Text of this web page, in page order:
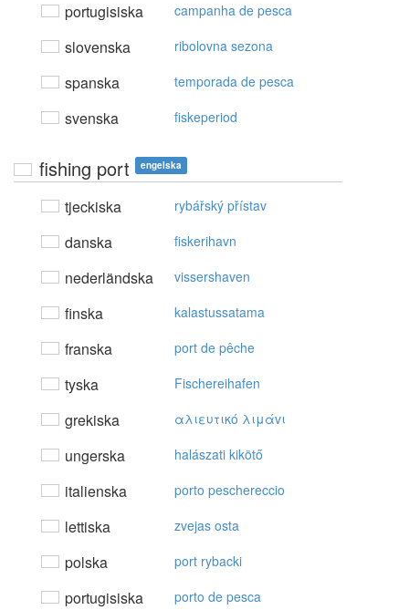
portugisiska campanha de pesca
slovenska ribolovna sezona
spanska temporada de pesca
svenska fiskeperiod
fishing port engelska
tjeckiska rybářský přístav
danska fiskerihavn
nederländska vissershaven
finska kalastussatama
franska port de pêche
tyska Fischereihafen
grekiska αλιευτικό λιμάvι
ungerska halászati kikötő
italienska porto peschereccio
lettiska zvejas osta
polska port rybacki
portugisiska porto de pesca